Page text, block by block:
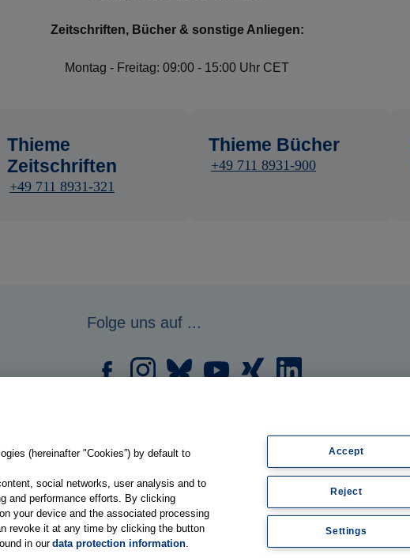
Zeitschriften, Bücher & sonstige Anliegen:
Montag - Freitag: 09:00 - 15:00 Uhr CET
Thieme
Zeitschriften
+49 711 8931-321
Thieme Bücher
+49 711 8931-900
Folge uns auf ...
(hereinafter "Cookies”) by default to
social networks, user analysis and to
and performance efforts. By clicking
your device and the associated processing
revoke it at any time by clicking the button
in ourdata protection information.
Accept
Reject
Settings